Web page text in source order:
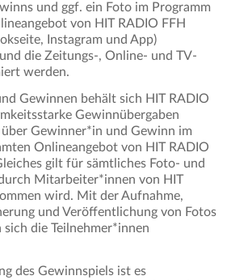
und ggf. ein Foto im Programm
von HIT RADIO FFH
Instagram und App)
die Zeitungs-, Online- und TV-
werden.
Gewinnen behält sich HIT RADIO
Gewinnübergaben
Gewinner*in und Gewinn im
Onlineangebot von HIT RADIO
gilt für sämtliches Foto- und
Mitarbeiter*innen von HIT
wird. Mit der Aufnahme,
und Veröffentlichung von Fotos
sich die Teilnehmer*innen
des Gewinnspiels ist es